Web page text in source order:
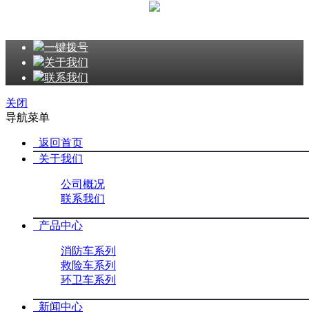
一键拨号
关于我们
联系我们
关闭
导航菜单
返回首页
关于我们
公司概况
联系我们
产品中心
消防车系列
救险车系列
环卫车系列
新闻中心